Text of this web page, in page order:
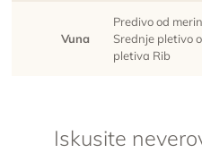
Vuna
Predivo od
Srednje pletivo
pletiva Rib
Iskusite